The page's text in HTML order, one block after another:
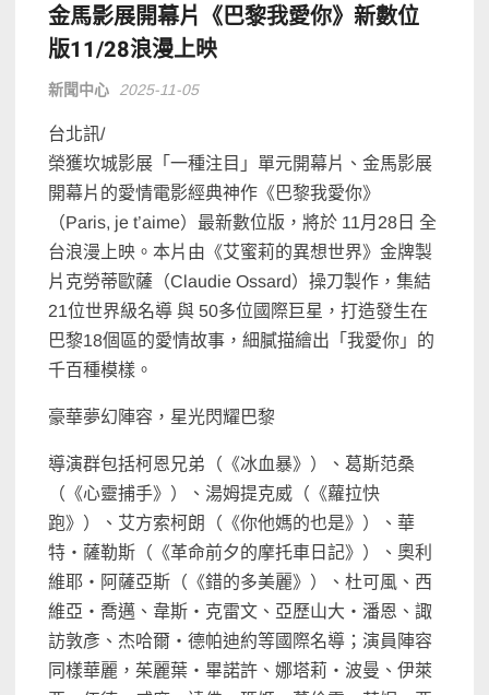
金馬影展開幕片《巴黎我愛你》新數位
版11/28浪漫上映
新聞中心 2025-11-05
台北訊/
榮獲坎城影展「一種注目」單元開幕片、金馬影展
開幕片的愛情電影經典神作《巴黎我愛你》
（Paris, je t’aime）最新數位版，將於 11月28日 全
台浪漫上映。本片由《艾蜜莉的異想世界》金牌製
片克勞蒂歐薩（Claudie Ossard）操刀製作，集結
21位世界級名導 與 50多位國際巨星，打造發生在
巴黎18個區的愛情故事，細膩描繪出「我愛你」的
千百種模樣。
豪華夢幻陣容，星光閃耀巴黎
導演群包括柯恩兄弟（《冰血暴》）、葛斯范桑
（《心靈捕手》）、湯姆提克威（《蘿拉快
跑》）、艾方索柯朗（《你他媽的也是》）、華
特・薩勒斯（《革命前夕的摩托車日記》）、奧利
維耶・阿薩亞斯（《錯的多美麗》）、杜可風、西
維亞・喬邁、韋斯・克雷文、亞歷山大・潘恩、諏
訪敦彥、杰哈爾・德帕迪約等國際名導；演員陣容
同樣華麗，茱麗葉・畢諾許、娜塔莉・波曼、伊萊